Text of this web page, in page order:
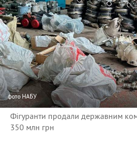
фото НАБУ
Фігуранти продали державним
350 млн грн